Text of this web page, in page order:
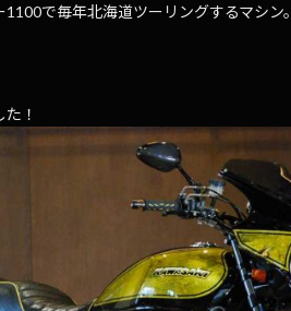
で毎年北海道ツーリングするマシン。
！